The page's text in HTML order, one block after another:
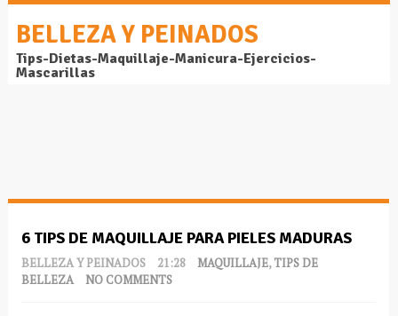
BELLEZA Y PEINADOS
Tips-Dietas-Maquillaje-Manicura-Ejercicios-
Mascarillas
6 TIPS DE MAQUILLAJE PARA PIELES MADURAS
BELLEZA Y PEINADOS 21:28 MAQUILLAJE,TIPS DE
BELLEZA
NO COMMENTS